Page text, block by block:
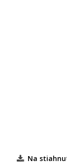
Na